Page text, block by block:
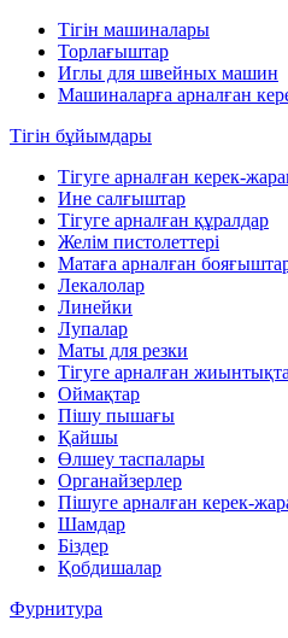
Тігін машиналары
Торлағыштар
Иглы для швейных машин
Машиналарға арналған
Тігін бұйымдары
Тігуге арналған керек-
Ине салғыштар
Тігуге арналған құралдар
Желім пистолеттері
Матаға арналған
Лекалолар
Линейки
Лупалар
Маты для резки
Тігуге арналған
Оймақтар
Пішу пышағы
Қайшы
Өлшеу таспалары
Органайзерлер
Пішуге арналған керек-
Шамдар
Біздер
Қобдишалар
Фурнитура